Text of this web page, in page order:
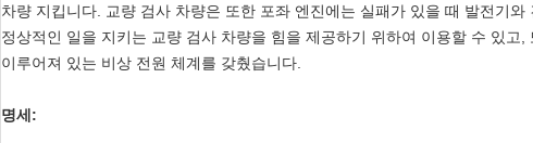
차량 지킵니다. 교량 검사 차량은 또한 포좌 엔진에는 실패가 있을 때 발전기
정상적인 일을 지키는 교량 검사 차량을 힘을 제공하기 위하여 이용할 수 있고
이루어져 있는 비상 전원 체계를 갖췄습니다.
명세: